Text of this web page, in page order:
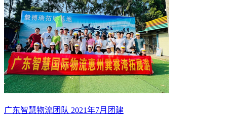
广东智慧物流团队 2021年7月团建